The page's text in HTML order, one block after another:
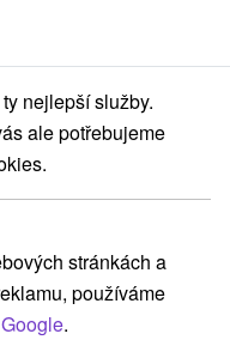
kraj Štrbské Pleso
Pleso
(2)
(4)
nejlepší služby.
ale potřebujeme
stránkách a
používáme
.